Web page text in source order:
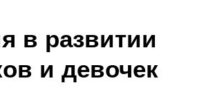
в развитии
и девочек